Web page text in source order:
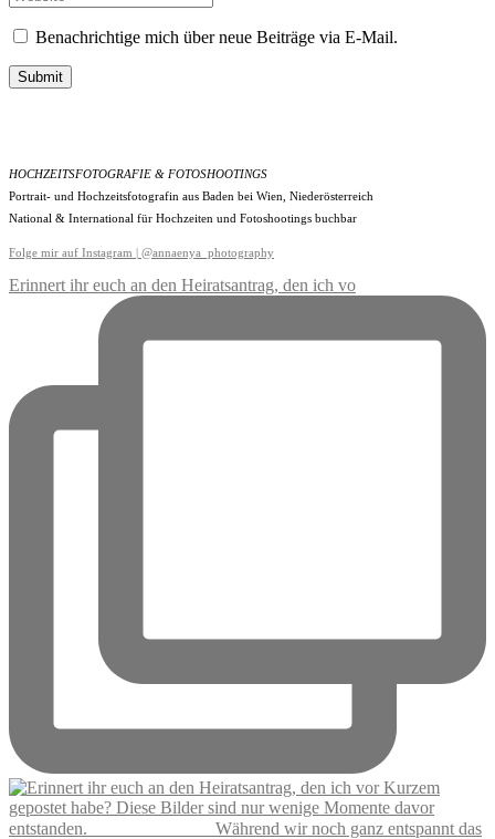
Benachrichtige mich über neue Beiträge via E-Mail.
Submit
HOCHZEITSFOTOGRAFIE & FOTOSHOOTINGS
Portrait- und Hochzeitsfotografin aus Baden bei Wien, Niederösterreich
National & International für Hochzeiten und Fotoshootings buchbar
Folge mir auf Instagram | @annaenya_photography
Erinnert ihr euch an den Heiratsantrag, den ich vo